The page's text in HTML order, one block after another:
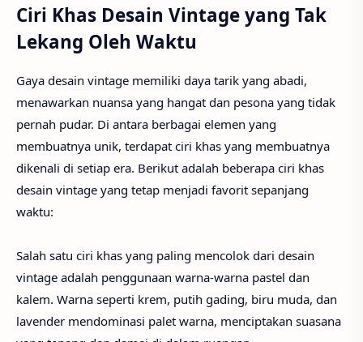
Ciri Khas Desain Vintage yang Tak
Lekang Oleh Waktu
Gaya desain vintage memiliki daya tarik yang abadi,
menawarkan nuansa yang hangat dan pesona yang tidak
pernah pudar. Di antara berbagai elemen yang
membuatnya unik, terdapat ciri khas yang membuatnya
dikenali di setiap era. Berikut adalah beberapa ciri khas
desain vintage yang tetap menjadi favorit sepanjang
waktu:
Salah satu ciri khas yang paling mencolok dari desain
vintage adalah penggunaan warna-warna pastel dan
kalem. Warna seperti krem, putih gading, biru muda, dan
lavender mendominasi palet warna, menciptakan suasana